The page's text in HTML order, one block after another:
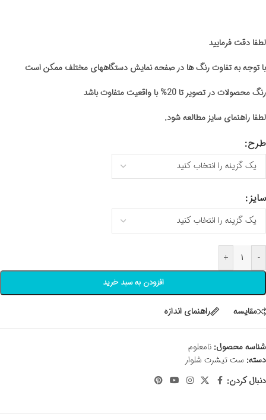
لطفا دقت فرمایید
با توجه به تفاوت رنگ ها در صفحه نمایش دستگاههای مختلف ممکن است
رنگ محصولات در تصویر تا 20% با واقعیت متفاوت باشد
لطفا راهنمای سایز مطالعه شود.
طرح
سایز
-
+
افزودن به سبد خرید
مقايسه راهنمای اندازه
شناسه محصول: نامعلوم
دسته: ست تیشرت شلوار
دنبال کردن: